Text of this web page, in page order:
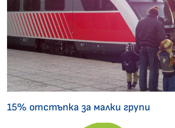
15% отстъпка за малки групи